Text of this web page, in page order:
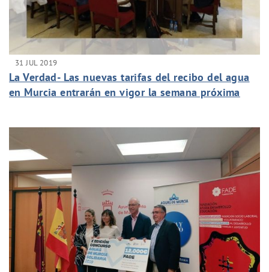
31 JUL 2019
La Verdad- Las nuevas tarifas del recibo del agua
en Murcia entrarán en vigor la semana próxima